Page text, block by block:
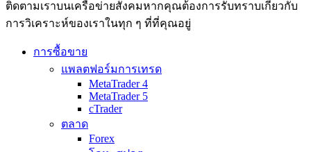
ติดตามเราบนเครือข่ายสังคมหากคุณต้องการรับทราบเกี่ยวกับ
การวิเ­คราะห์ของเราในทุก ๆ ที่ที่คุณอยู่
การซื้อขาย
แพลตฟอร์มการเทรด
MetaTrader 4
MetaTrader 5
cTrader
ตลาด
Forex